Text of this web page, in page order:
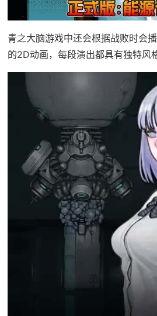
青之大脑游戏中还会根据战败时会
的2D动画，每段演出都具有独特风